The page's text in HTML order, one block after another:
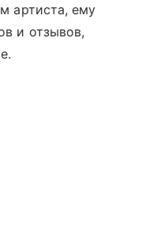
артиста, ему
и отзывов,